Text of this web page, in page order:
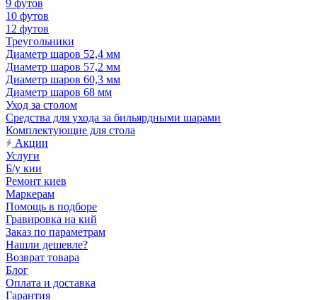
9 футов
10 футов
12 футов
Треугольники
Диаметр шаров 52,4 мм
Диаметр шаров 57,2 мм
Диаметр шаров 60,3 мм
Диаметр шаров 68 мм
Уход за столом
Средства для ухода за бильярдными шарами
Комплектующие для стола
Акции
Услуги
Б/у кии
Ремонт киев
Маркерам
Помощь в подборе
Гравировка на кий
Заказ по параметрам
Нашли дешевле?
Возврат товара
Блог
Оплата и доставка
Гарантия